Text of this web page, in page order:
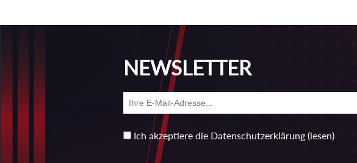
NEWSLETTER
Ich akzeptiere die Datenschutzerklärung (lesen)